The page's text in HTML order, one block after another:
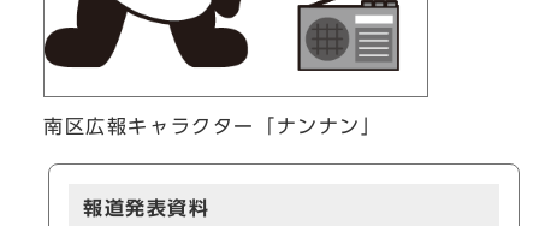
南区広報キャラクター「ナンナン」
報道発表資料